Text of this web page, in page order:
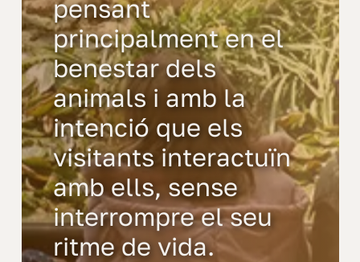
pensant
principalment en el
benestar dels
animals i amb la
intenció que els
visitants interactuïn
amb ells, sense
interrompre el seu
ritme de vida.